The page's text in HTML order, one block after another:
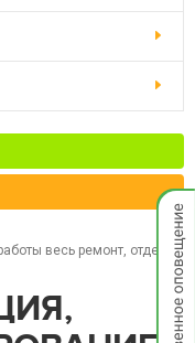
весь ремонт, отделка